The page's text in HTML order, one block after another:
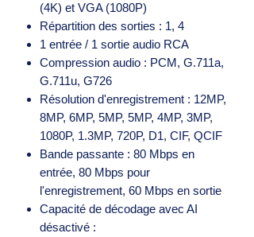
(4K) et VGA (1080P)
Répartition des sorties : 1, 4
1 entrée / 1 sortie audio RCA
Compression audio : PCM, G.711a,
G.711u, G726
Résolution d'enregistrement : 12MP,
8MP, 6MP, 5MP, 5MP, 4MP, 3MP,
1080P, 1.3MP, 720P, D1, CIF, QCIF
Bande passante : 80 Mbps en
entrée, 80 Mbps pour
l'enregistrement, 60 Mbps en sortie
Capacité de décodage avec AI
désactivé :